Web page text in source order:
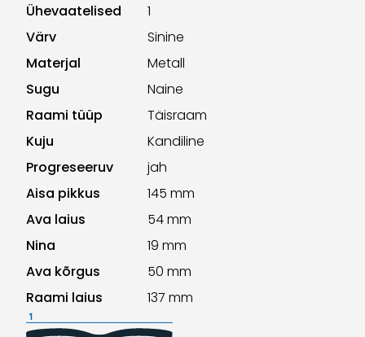
Ühevaatelised
1
Värv
Sinine
Materjal
Metall
Sugu
Naine
Raami tüüp
Täisraam
Kuju
Kandiline
Progreseeruv
jah
Aisa pikkus
145 mm
Ava laius
54 mm
Nina
19 mm
Ava kõrgus
50 mm
Raami laius
137 mm